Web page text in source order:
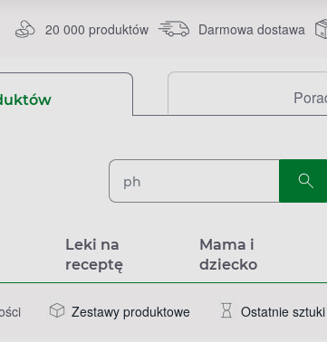
20 000 produktów Darmowa dostawa
Leki na
receptę
Mama i
dziecko
Zestawy produktowe Ostatnie sztuki